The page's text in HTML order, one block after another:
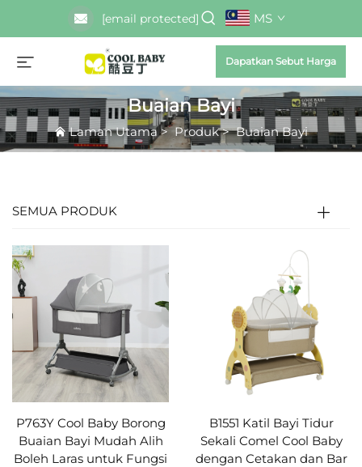
[email protected] MS
Dapatkan Sebut Harga
Buaian Bayi
Laman Utama>Produk>Buaian Bayi
SEMUA PRODUK
P763Y Cool Baby Borong
Buaian Bayi Mudah Alih
Boleh Laras untuk Fungsi
B1551 Katil Bayi Tidur
Sekali Comel Cool Baby
dengan Cetakan dan Bar